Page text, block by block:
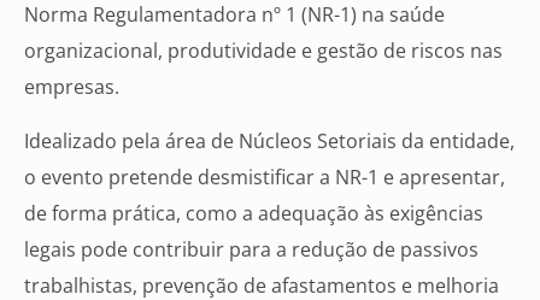
Norma Regulamentadora nº 1 (NR-1) na saúde
organizacional, produtividade e gestão de riscos nas
empresas.
Idealizado pela área de Núcleos Setoriais da entidade,
o evento pretende desmistificar a NR-1 e apresentar,
de forma prática, como a adequação às exigências
legais pode contribuir para a redução de passivos
trabalhistas, prevenção de afastamentos e melhoria